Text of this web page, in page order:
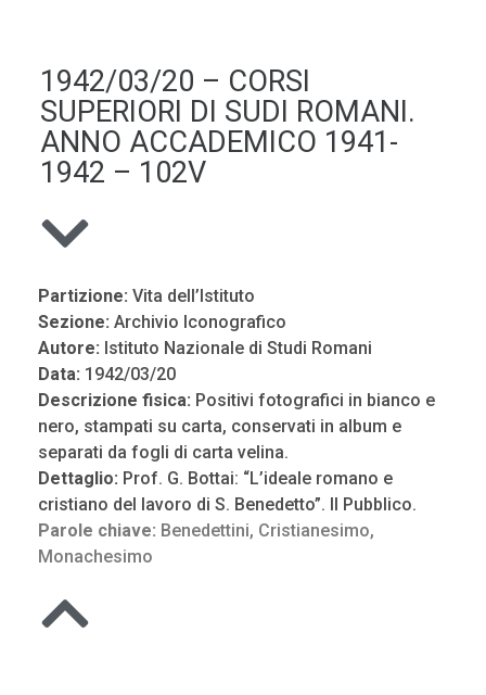
1942/03/20 – CORSI
SUPERIORI DI SUDI ROMANI.
ANNO ACCADEMICO 1941-
1942 – 102V
Partizione: Vita dell’Istituto
Sezione: Archivio Iconografico
Autore: Istituto Nazionale di Studi Romani
Data: 1942/03/20
Descrizione fisica: Positivi fotografici in bianco e
nero, stampati su carta, conservati in album e
separati da fogli di carta velina.
Dettaglio: Prof. G. Bottai: “L’ideale romano e
cristiano del lavoro di S. Benedetto”. Il Pubblico.
Parole chiave: Benedettini, Cristianesimo,
Monachesimo